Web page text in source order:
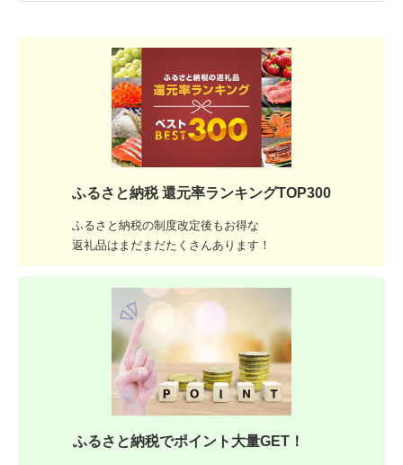
ふるさと納税 還元率ランキングTOP300
ふるさと納税の制度改定後もお得な
返礼品はまだまだたくさんあります！
ふるさと納税でポイント大量GET！